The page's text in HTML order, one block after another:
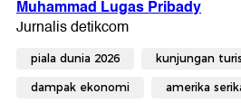
piala dunia 2026 kunjungan turis
dampak ekonomi amerika